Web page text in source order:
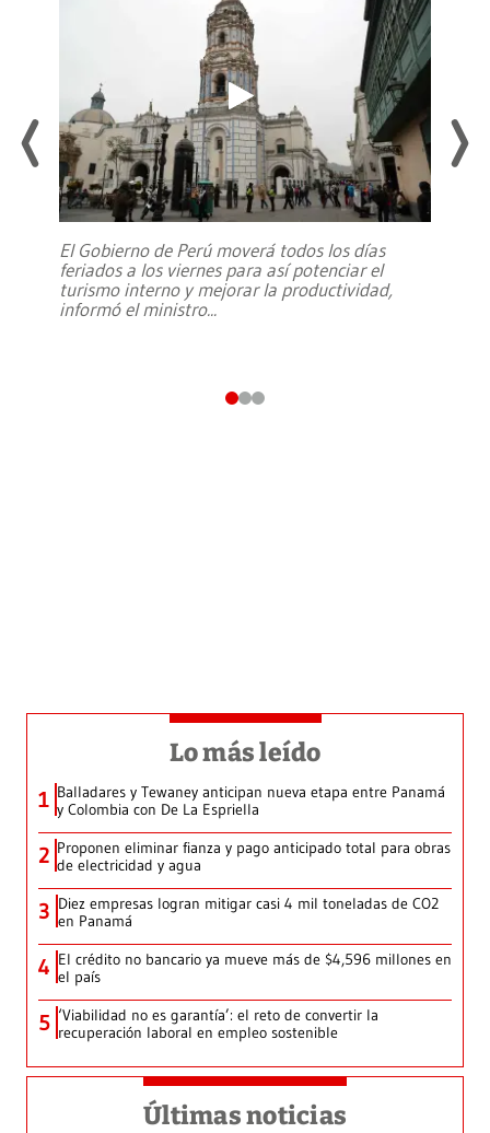
El Gobierno de Perú moverá todos los días
feriados a los viernes para así potenciar el
turismo interno y mejorar la productividad,
informó el ministro...
Lo más leído
1 Balladares y Tewaney anticipan nueva etapa entre Panamá
y Colombia con De La Espriella
2 Proponen eliminar fianza y pago anticipado total para obras
de electricidad y agua
3 Diez empresas logran mitigar casi 4 mil toneladas de CO2
en Panamá
4 El crédito no bancario ya mueve más de $4,596 millones en
el país
5 ‘Viabilidad no es garantía’: el reto de convertir la
recuperación laboral en empleo sostenible
Últimas noticias